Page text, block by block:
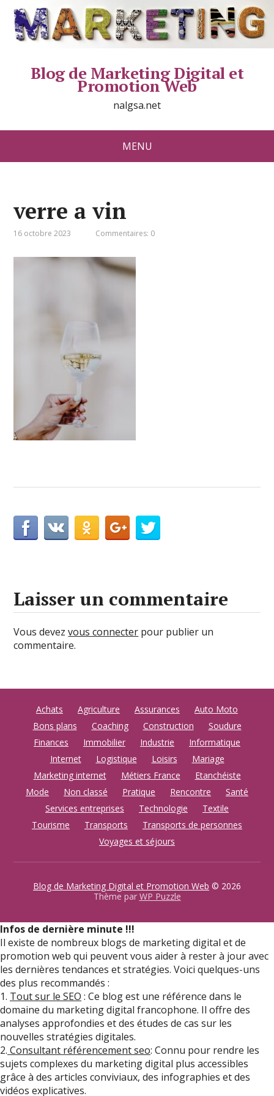
Blog de Marketing Digital et
Promotion Web
nalgsa.net
MENU
verre a vin
16 octobre 2023 Commentaires: 0
Laisser un commentaire
Vous devezvous connecter pour publier un
commentaire.
Achats Agriculture Assurances
Auto Moto
Bons plans
Coaching Construction
Soudure
Finances
Immobilier Industrie
Informatique
Internet
Logistique Loisirs
Mariage
Marketing internet
Métiers France
Etanchéiste
Mode
Non classé Pratique Rencontre
Santé
Services entreprises
Technologie
Textile
Tourisme
Transports
Transports de personnes
Voyages et séjours
Blog de Marketing Digital et Promotion Web © 2026
Thème par WP Puzzle
Infos de dernière minute !!!
Il existe de nombreux blogs de marketing digital et de
promotion web qui peuvent vous aider à rester à jour avec
les dernières tendances et stratégies. Voici quelques-uns
des plus recommandés :
1. Tout sur le SEO : Ce blog est une référence dans le
domaine du marketing digital francophone. Il offre des
analyses approfondies et des études de cas sur les
nouvelles stratégies digitales.
2. Consultant référencement seo: Connu pour rendre les
sujets complexes du marketing digital plus accessibles
grâce à des articles conviviaux, des infographies et des
vidéos explicatives.